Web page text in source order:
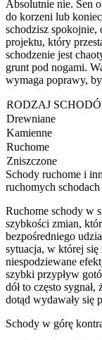
Absolutnie nie. Sen
do korzeni lub
schodzisz spokojnie,
projektu, który
schodzenie jest
grunt pod nogami.
wymaga poprawy,
RODZAJ
Drewniane
Kamienne
Ruchome
Zniszczone
Schody ruchome i
ruchomych schodach
Ruchome schody w
szybkości zmian,
bezpośredniego
sytuacja, w której się
niespodziewane
szybki przypływ
dół to często
dotąd wydawały się
Schody w górę